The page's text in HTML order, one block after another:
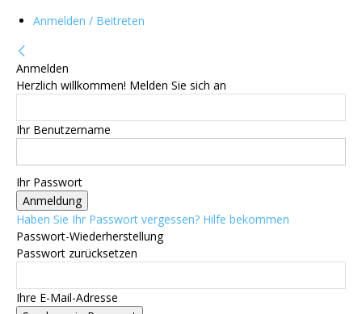
Anmelden / Beitreten
Anmelden
Herzlich willkommen! Melden Sie sich an
Ihr Benutzername
Ihr Passwort
Haben Sie Ihr Passwort vergessen? Hilfe bekommen
Passwort-Wiederherstellung
Passwort zurücksetzen
Ihre E-Mail-Adresse